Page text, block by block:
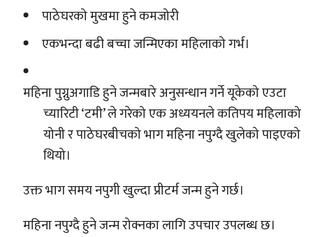
पाठेघरको मुखमा हुने कमजोरी
एकभन्दा बढी बच्चा जन्मिएका महिलाको गर्भ।
महिना पुग्नुअगाडि हुने जन्मबारे अनुसन्धान गर्ने यूकेको एउटा
च्यारिटी ‘टमी’ ले गरेको एक अध्ययनले कतिपय महिलाको
योनी र पाठेघरबीचको भाग महिना नपुग्दै खुलेको पाइएको
थियो।
उक्त भाग समय नपुगी खुल्दा प्रीटर्म जन्म हुने गर्छ।
महिना नपुग्दै हुने जन्म रोक्नका लागि उपचार उपलब्ध छ।